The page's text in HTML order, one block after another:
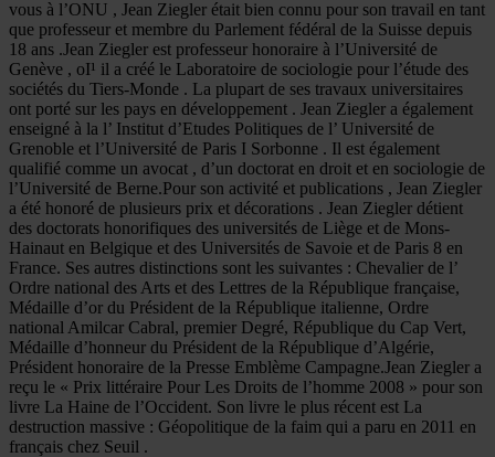
vous à l’ONU , Jean Ziegler était bien connu pour son travail en tant
que professeur et membre du Parlement fédéral de la Suisse depuis
18 ans .Jean Ziegler est professeur honoraire à l’Université de
Genève , oI¹ il a créé le Laboratoire de sociologie pour l’étude des
sociétés du Tiers-Monde . La plupart de ses travaux universitaires
ont porté sur les pays en développement . Jean Ziegler a également
enseigné à la l’ Institut d’Etudes Politiques de l’ Université de
Grenoble et l’Université de Paris I Sorbonne . Il est également
qualifié comme un avocat , d’un doctorat en droit et en sociologie de
l’Université de Berne.Pour son activité et publications , Jean Ziegler
a été honoré de plusieurs prix et décorations . Jean Ziegler détient
des doctorats honorifiques des universités de Liège et de Mons-
Hainaut en Belgique et des Universités de Savoie et de Paris 8 en
France. Ses autres distinctions sont les suivantes : Chevalier de l’
Ordre national des Arts et des Lettres de la République française,
Médaille d’or du Président de la République italienne, Ordre
national Amilcar Cabral, premier Degré, République du Cap Vert,
Médaille d’honneur du Président de la République d’Algérie,
Président honoraire de la Presse Emblème Campagne.Jean Ziegler a
reçu le « Prix littéraire Pour Les Droits de l’homme 2008 » pour son
livre La Haine de l’Occident. Son livre le plus récent est La
destruction massive : Géopolitique de la faim qui a paru en 2011 en
français chez Seuil .